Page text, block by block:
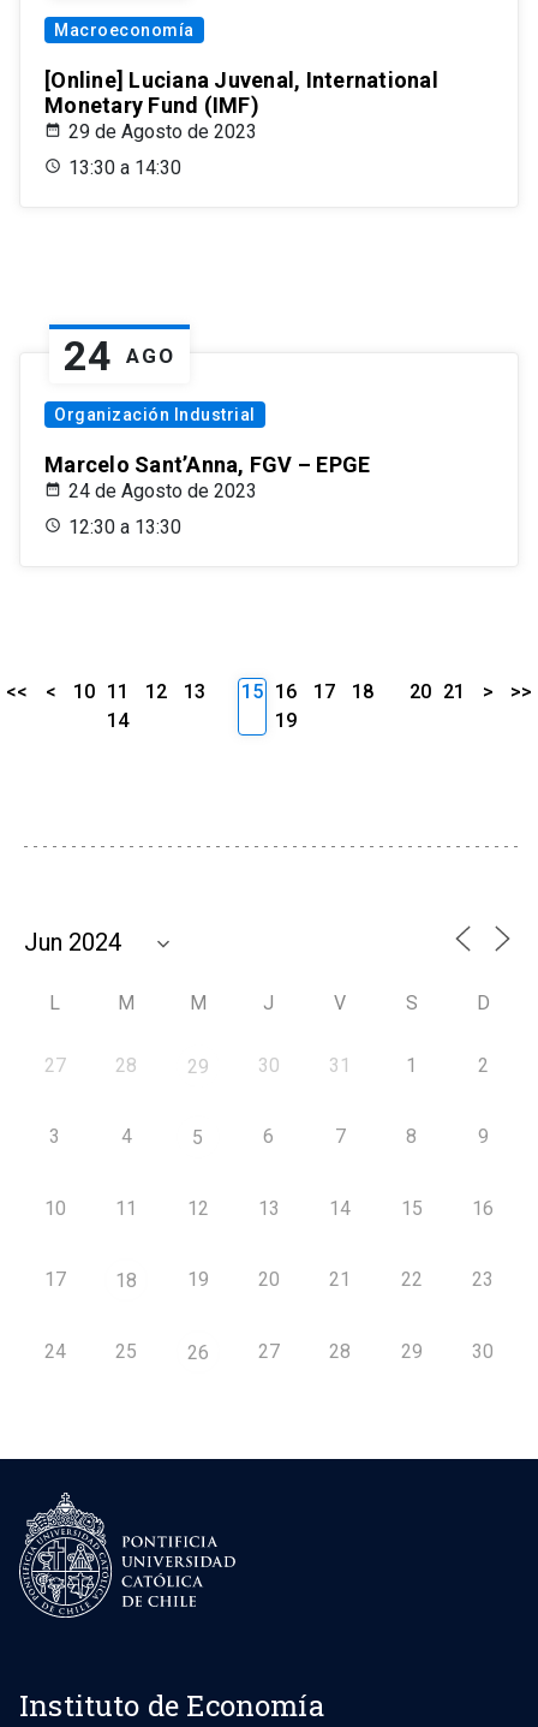
Macroeconomía
[Online] Luciana Juvenal, International
Monetary Fund (IMF)
29 de Agosto de 2023
13:30 a 14:30
24 AGO
Organización Industrial
Marcelo Sant’Anna, FGV – EPGE
24 de Agosto de 2023
12:30 a 13:30
<< < 10 11 12
13
14
15 16 17
18
19
20 21 > >>
L M M J V S D
27 28 29 30 31 1 2
3 4 5 6 7 8 9
10 11 12 13 14 15 16
17 18 19 20 21 22 23
24 25 26 27 28 29 30
Instituto de Economía